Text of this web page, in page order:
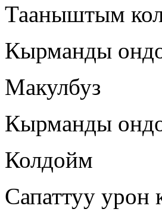
Тааныштым
Кырманды
Макулбуз
Кырманды
Колдойм
Сапаттуу урон